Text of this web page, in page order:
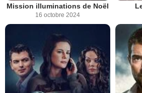
Mission illuminations de Noël
16 octobre 2024